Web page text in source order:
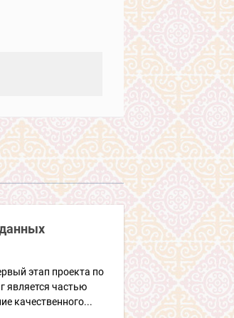
этап проекта по
является частью
качественного...